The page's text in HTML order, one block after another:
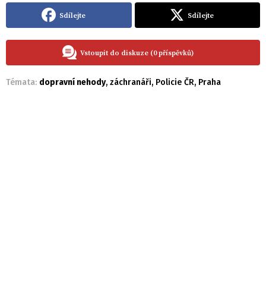
Sdílejte Sdílejte
Vstoupit do diskuze (0 příspěvků)
Témata: dopravní nehody, záchranáři, Policie ČR, Praha